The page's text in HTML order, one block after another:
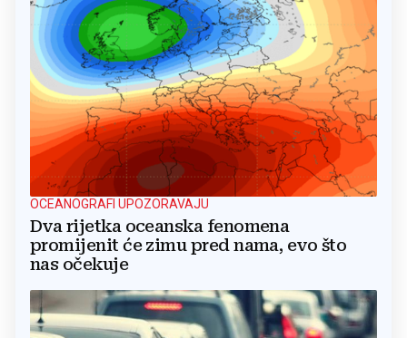
OCEANOGRAFI UPOZORAVAJU
Dva rijetka oceanska fenomena
promijenit će zimu pred nama, evo što
nas očekuje